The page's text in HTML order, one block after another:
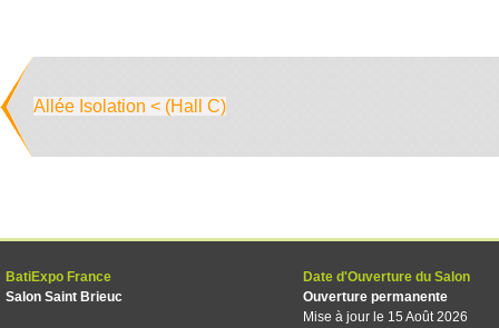
Allée Isolation < (Hall C)
BatiExpo France
Salon Saint Brieuc
Date d'Ouverture du Salon
Ouverture permanente
Mise à jour le 15 Août 2026